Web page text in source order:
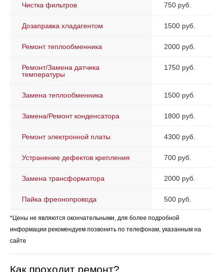
Чистка фильтров 750 руб.
Дозаправка хладагентом 1500 руб.
Ремонт теплообменника 2000 руб.
Ремонт/Замена датчика
температуры
1750 руб.
Замена теплообменника 1500 руб.
Замена/Ремонт конденсатора 1800 руб.
Ремонт электронной платы 4300 руб.
Устранение дефектов крепления 700 руб.
Замена трансформатора 2000 руб.
Пайка фреонопровода 500 руб.
*Цены не являются окончательными, для более подробной
информации рекомендуем позвонить по телефонам, указанным на
сайте
Как проходит ремонт?